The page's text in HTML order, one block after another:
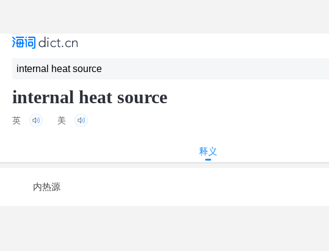
internal heat source
英 美
释义
内热源